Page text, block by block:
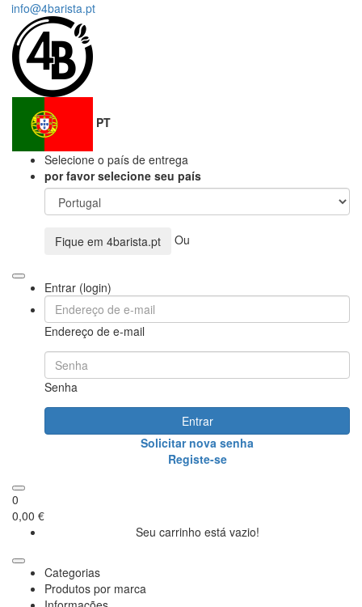
info@4barista.pt
PT
Selecione o país de entrega
por favor selecione seu país
Fique em 4barista.pt Ou
Entrar (login)
Endereço de e-mail
Senha
Entrar
Solicitar nova senha
Registe-se
0
0,00 €
Seu carrinho está vazio!
Categorias
Produtos por marca